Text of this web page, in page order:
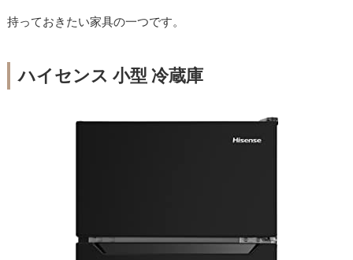
持っておきたい家具の一つです。
ハイセンス 小型 冷蔵庫